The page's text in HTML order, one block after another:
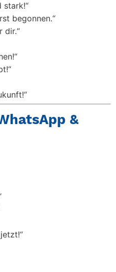
stark!“
begonnen.“
dir.“
&